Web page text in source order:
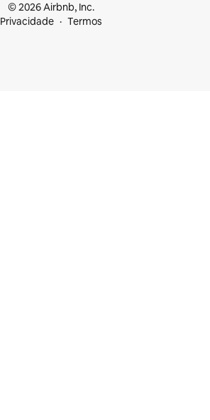
© 2026 Airbnb, Inc.
Privacidade
Termos